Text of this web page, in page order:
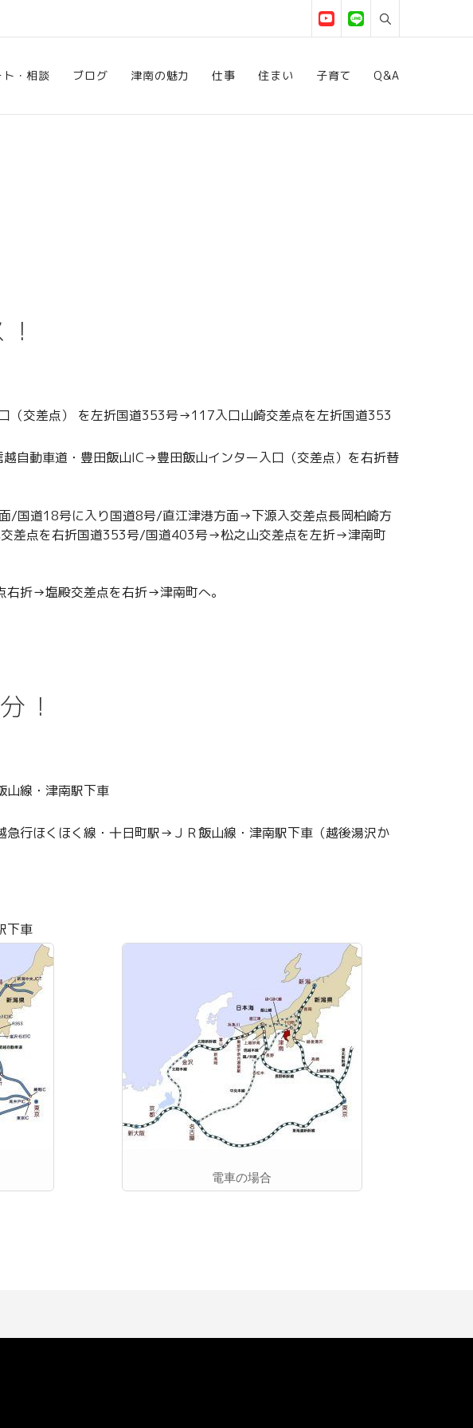
・相談 ブログ 津南の魅力 仕事 住まい 子育て Q&A
交差点） を左折国道353号→117入口山崎交差点を左折国道353
自動車道・豊田飯山IC→豊田飯山インター入口（交差点）を右折替
/国道18号に入り国道8号/直江津港方面→下源入交差点長岡柏崎方
差点を右折国道353号/国道403号→松之山交差点を左折→津南町
折→塩殿交差点を右折→津南町へ。
！
山線・津南駅下車
行ほくほく線・十日町駅→ＪＲ飯山線・津南駅下車（越後湯沢か
下車
電車の場合